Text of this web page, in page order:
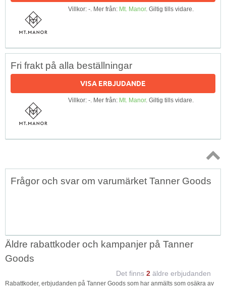
Villkor: -. Mer från: Mt. Manor. Giltig tills vidare.
Fri frakt på alla beställningar
VISA ERBJUDANDE
Villkor: -. Mer från: Mt. Manor. Giltig tills vidare.
Topp
Frågor och svar om varumärket Tanner Goods
Äldre rabattkoder och kampanjer på Tanner
Goods
Det finns 2 äldre erbjudanden
Rabattkoder, erbjudanden på Tanner Goods som har anmälts som osäkra av